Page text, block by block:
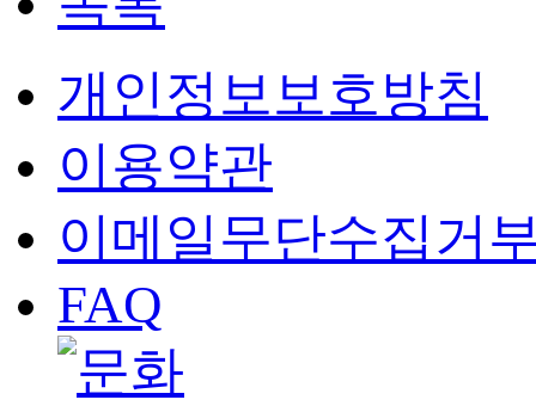
개인정보보호방침
이용약관
이메일무단수집거
FAQ